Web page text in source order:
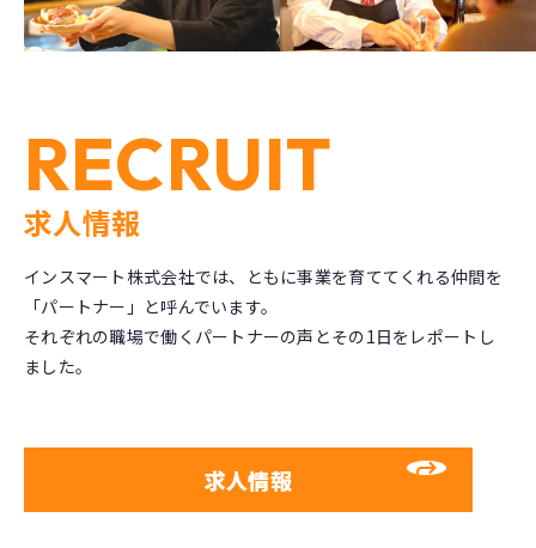
RECRUIT
求人情報
インスマート株式会社では、ともに事業を育ててくれる仲間を
「パートナー」と呼んでいます。
それぞれの職場で働くパートナーの声とその1日をレポートし
ました。
求人情報